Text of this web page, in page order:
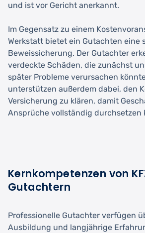
und ist vor Gericht anerkannt.
Im Gegensatz zu einem
Werkstatt bietet ein Gutachten eine
Beweissicherung. Der Gutachter
verdeckte Schäden, die zunächst
später Probleme verursachen
unterstützen außerdem dabei, den
Versicherung zu klären, damit
Ansprüche vollständig durchsetzen
Kernkompetenzen von
Gutachtern
Professionelle Gutachter verfügen
Ausbildung und langjährige